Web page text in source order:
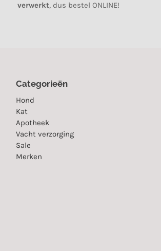
verwerkt, dus bestel ONLINE!
Categorieën
Hond
Kat
Apotheek
Vacht verzorging
Sale
Merken